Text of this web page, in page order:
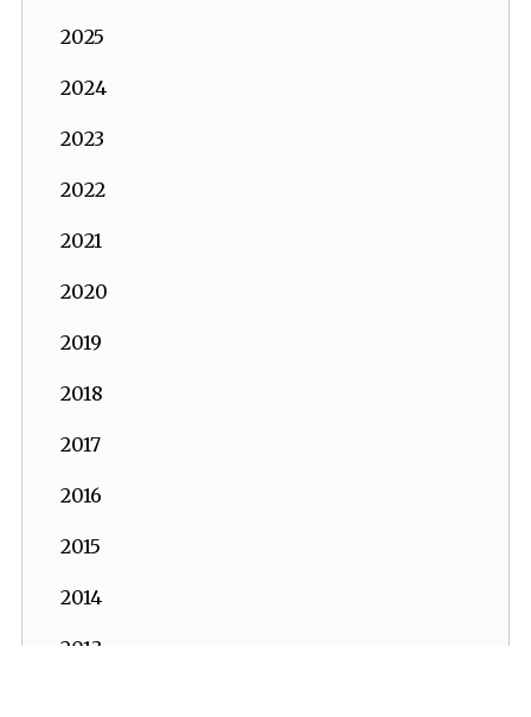
2025
2024
2023
2022
2021
2020
2019
2018
2017
2016
2015
2014
2013